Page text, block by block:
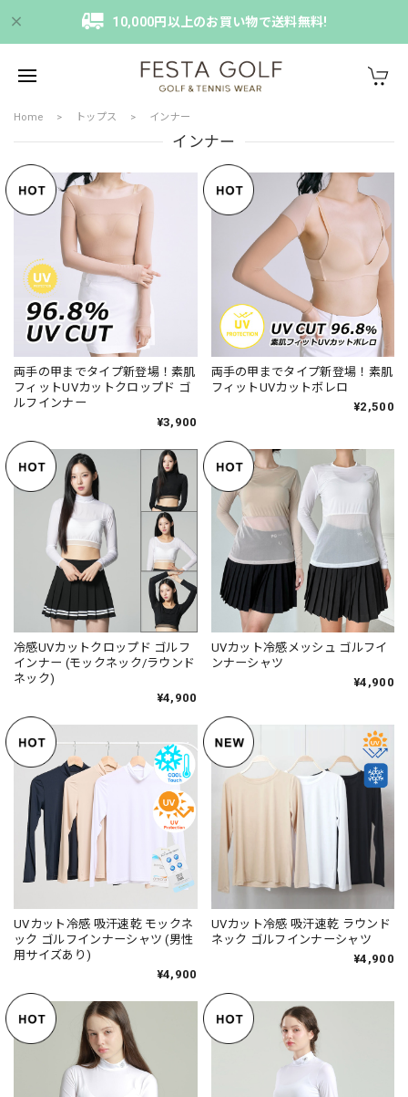
10,000円以上のお買い物で送料無料!
Home トップス インナー
インナー
両手の甲までタイプ新登場！素肌
フィットUVカットクロップド ゴ
ルフインナー
¥3,900
両手の甲までタイプ新登場！素肌
フィットUVカットボレロ
¥2,500
冷感UVカットクロップド ゴルフ
インナー (モックネック/ラウンド
ネック)
¥4,900
UVカット冷感メッシュ ゴルフイ
ンナーシャツ
¥4,900
UVカット冷感 吸汗速乾 モックネ
ック ゴルフインナーシャツ (男性
用サイズあり)
¥4,900
UVカット冷感 吸汗速乾 ラウンド
ネック ゴルフインナーシャツ
¥4,900